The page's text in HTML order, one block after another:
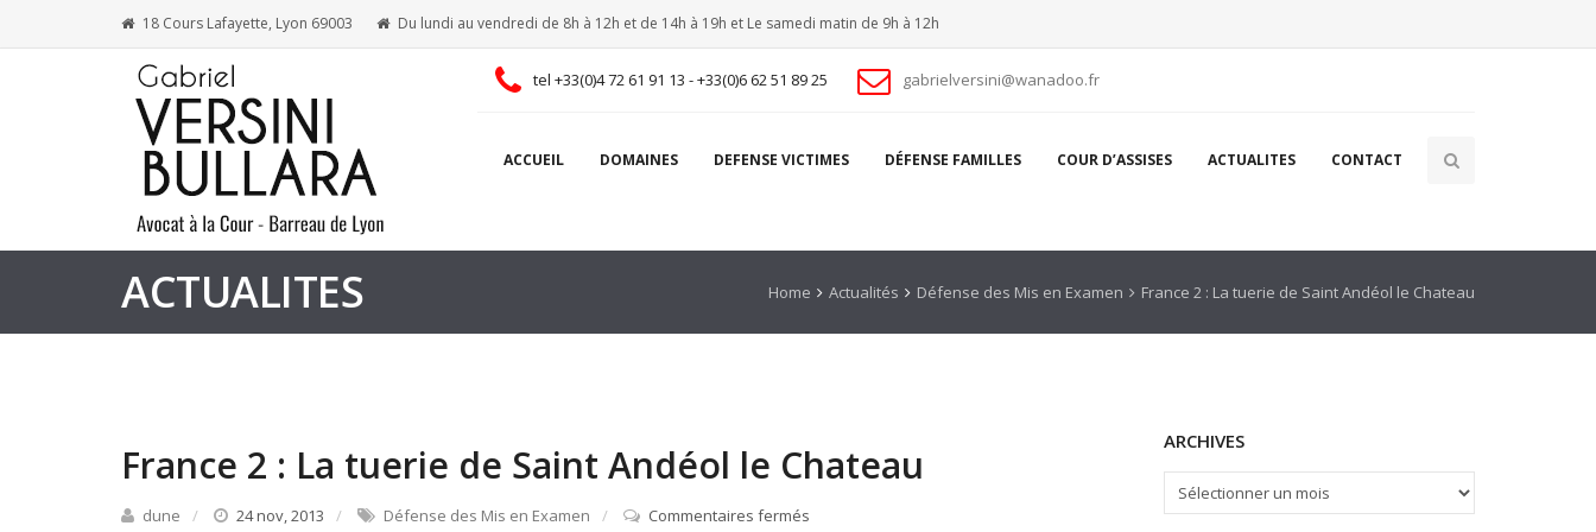
18 Cours Lafayette, Lyon 69003 Du lundi au vendredi de 8h à 12h et de 14h à 19h et Le samedi matin de 9h à 12h
tel +33(0)4 72 61 91 13 - +33(0)6 62 51 89 25 gabrielversini@wanadoo.fr
ACCUEIL DOMAINES DEFENSE VICTIMES DÉFENSE FAMILLES COUR D’ASSISES ACTUALITES CONTACT
ACTUALITES Home Actualités Défense des Mis en Examen France 2 : La tuerie de Saint Andéol le Chateau
France 2 : La tuerie de Saint Andéol le Chateau
dune 24 nov, 2013 Défense des Mis en Examen Commentaires fermés
ARCHIVES
ARCHIVES